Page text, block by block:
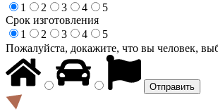
1
2 3 4
5
Срок изготовления
1
2 3 4
5
Пожалуйста, докажите, что вы человек,